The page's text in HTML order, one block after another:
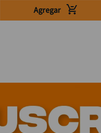
Agregar